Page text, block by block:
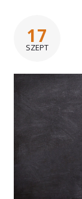
17
SZEPT